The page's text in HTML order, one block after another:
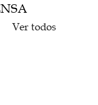
Ver todos